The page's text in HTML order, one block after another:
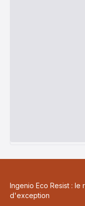
Ingenio Eco Resist : le
d'exception